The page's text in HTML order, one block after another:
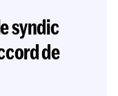
syndic
de